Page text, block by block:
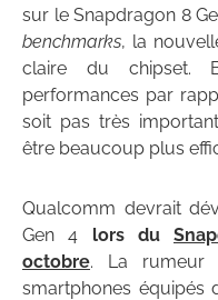
sur le Snapdragon 8
benchmarks, la
claire du chipset.
performances par
soit pas très
être beaucoup plus
Qualcomm devrait
Gen 4 lors du
octobre. La rumeur
smartphones équipés